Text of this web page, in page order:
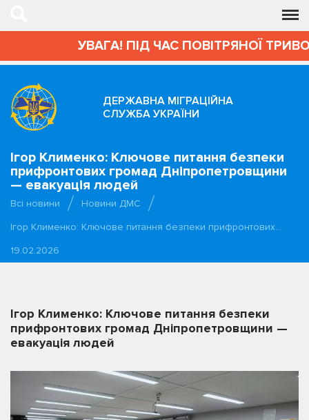
УВАГА! ПІД ЧАС ПОВІТРЯНОЇ
ДЕРЖАВНА МІГРАЦІЙНА
СЛУЖБА УКРАЇНИ
Ігор Клименко: Ключове питання безпеки
прифронтових громад Дніпропетровщини
— евакуація людей
Всі новини
Новини ДМС
Ігор Клименко: Ключове питання безпеки прифронтових…
19.02.2026
Ігор Клименко: Ключове питання безпеки
прифронтових громад Дніпропетровщини —
евакуація людей